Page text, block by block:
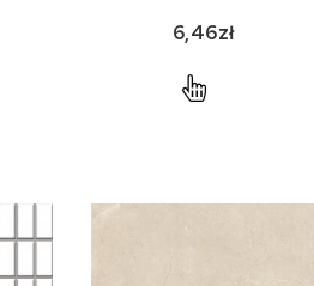
6,46zł